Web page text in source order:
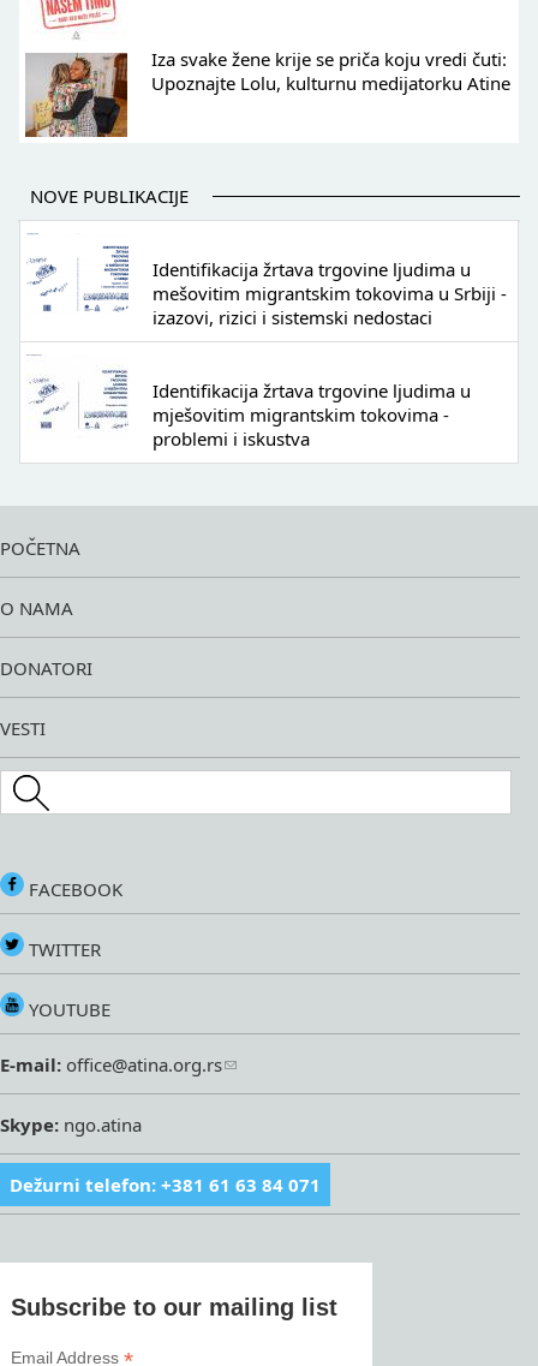
Iza svake žene krije se priča koju vredi čuti:
Upoznajte Lolu, kulturnu medijatorku Atine
NOVE PUBLIKACIJE
Identifikacija žrtava trgovine ljudima u
mešovitim migrantskim tokovima u Srbiji -
izazovi, rizici i sistemski nedostaci
Identifikacija žrtava trgovine ljudima u
mješovitim migrantskim tokovima -
problemi i iskustva
POČETNA
O NAMA
DONATORI
VESTI
Search this site
FACEBOOK
TWITTER
YOUTUBE
E-mail: office@atina.org.rs
Skype: ngo.atina
Dežurni telefon: +381 61 63 84 071
Subscribe to our mailing list
Email Address*